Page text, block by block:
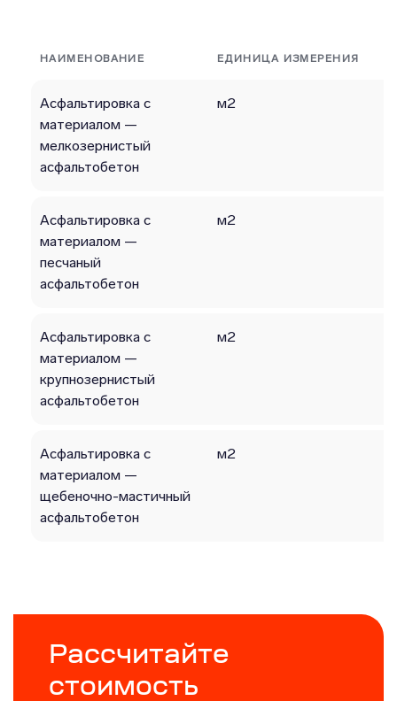
НАИМЕНОВАНИЕ ЕДИНИЦА ИЗМЕРЕНИЯ
Асфальтировка с
материалом —
мелкозернистый
асфальтобетон
м2
Асфальтировка с
материалом —
песчаный
асфальтобетон
м2
Асфальтировка с
материалом —
крупнозернистый
асфальтобетон
м2
Асфальтировка с
материалом —
щебеночно-мастичный
асфальтобетон
м2
Рассчитайте
стоимость